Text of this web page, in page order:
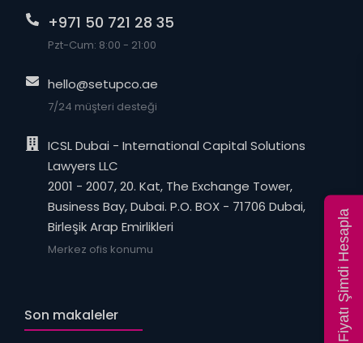
+971 50 721 28 35
Pzt-Cum: 8:00 - 21:00
hello@setupco.ae
7/24 müşteri desteği
ICSL Dubai - International Capital Solutions
Lawyers LLC
2001 - 2007, 20. Kat, The Exchange Tower,
Business Bay, Dubai. P.O. BOX - 71706 Dubai,
Birleşik Arap Emirlikleri
Merkez ofis konumu
Son makaleler Fiyatı Şimdi Hesapla